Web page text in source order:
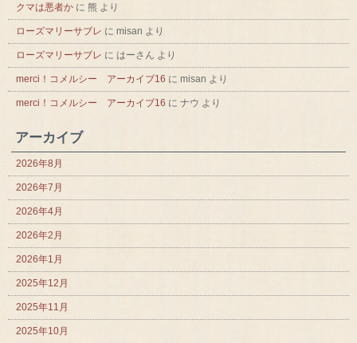
クマは悪者か に 熊 より
ローズマリーサブレ に misan より
ローズマリーサブレ に はーさん より
merci！コメルシー アーカイブ16 に misan より
merci！コメルシー アーカイブ16 に ナウ より
アーカイブ
2026年8月
2026年7月
2026年4月
2026年2月
2026年1月
2025年12月
2025年11月
2025年10月